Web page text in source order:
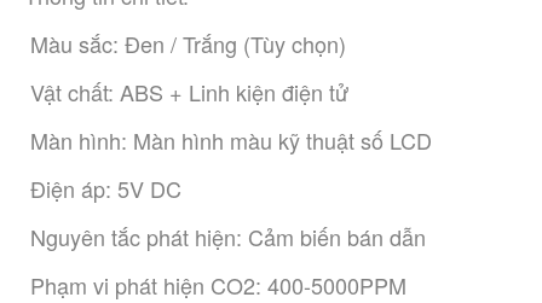
Màu sắc: Đen / Trắng (Tùy chọn)
Vật chất: ABS + Linh kiện điện tử
Màn hình: Màn hình màu kỹ thuật số LCD
Điện áp: 5V DC
Nguyên tắc phát hiện: Cảm biến bán dẫn
Phạm vi phát hiện CO2: 400-5000PPM